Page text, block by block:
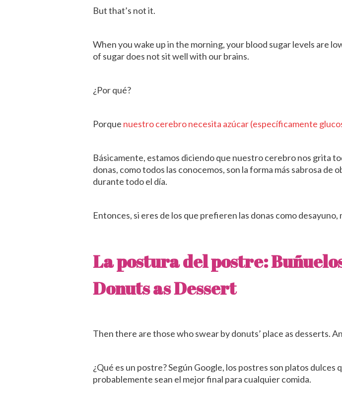
But that’s not it.
When you wake up in the morning, your blood sugar levels are
of sugar does not sit well with our brains.
¿Por qué?
Porque nuestro cerebro necesita azúcar (específicamente
Básicamente, estamos diciendo que nuestro cerebro nos grita
donas, como todos las conocemos, son la forma más sabrosa
durante todo el día.
Entonces, si eres de los que prefieren las donas como
La postura del postre:
Donuts as Dessert
Then there are those who swear by donuts’ place as desserts.
¿Qué es un postre? Según Google, los postres son platos dulces
probablemente sean el mejor final para cualquier comida.